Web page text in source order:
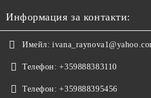
Информация за контакти:
Имейл:
Телефон: +359888383110
Телефон: +359888395456